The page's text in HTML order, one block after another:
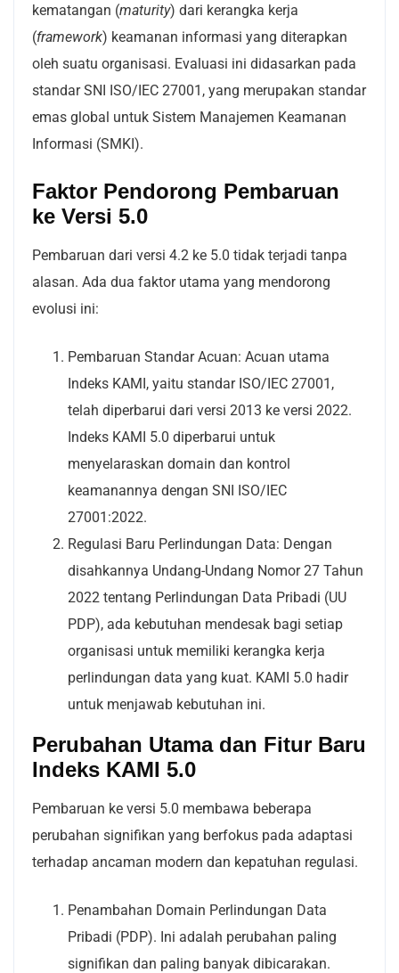
kematangan (maturity) dari kerangka kerja
(framework) keamanan informasi yang diterapkan
oleh suatu organisasi. Evaluasi ini didasarkan pada
standar SNI ISO/IEC 27001, yang merupakan standar
emas global untuk Sistem Manajemen Keamanan
Informasi (SMKI).
Faktor Pendorong Pembaruan
ke Versi 5.0
Pembaruan dari versi 4.2 ke 5.0 tidak terjadi tanpa
alasan. Ada dua faktor utama yang mendorong
evolusi ini:
Pembaruan Standar Acuan: Acuan utama
Indeks KAMI, yaitu standar ISO/IEC 27001,
telah diperbarui dari versi 2013 ke versi 2022.
Indeks KAMI 5.0 diperbarui untuk
menyelaraskan domain dan kontrol
keamanannya dengan SNI ISO/IEC
27001:2022.
Regulasi Baru Perlindungan Data: Dengan
disahkannya Undang-Undang Nomor 27 Tahun
2022 tentang Perlindungan Data Pribadi (UU
PDP), ada kebutuhan mendesak bagi setiap
organisasi untuk memiliki kerangka kerja
perlindungan data yang kuat. KAMI 5.0 hadir
untuk menjawab kebutuhan ini.
Perubahan Utama dan Fitur Baru
Indeks KAMI 5.0
Pembaruan ke versi 5.0 membawa beberapa
perubahan signifikan yang berfokus pada adaptasi
terhadap ancaman modern dan kepatuhan regulasi.
Penambahan Domain Perlindungan Data
Pribadi (PDP). Ini adalah perubahan paling
signifikan dan paling banyak dibicarakan.